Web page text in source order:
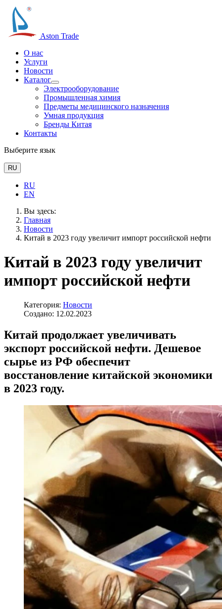
Aston Trade
О нас
Услуги
Новости
Каталог
Электрооборудование
Промышленная химия
Предметы медицинского назначения
Умная продукция
Бренды Китая
Контакты
Выберите язык
RU
RU
EN
Вы здесь:
Главная
Новости
Китай в 2023 году увеличит импорт российской нефти
Китай в 2023 году увеличит
импорт российской нефти
Категория: Новости
Создано: 12.02.2023
Китай продолжает увеличивать
экспорт российской нефти. Дешевое
сырье из РФ обеспечит
восстановление китайской экономики
в 2023 году.